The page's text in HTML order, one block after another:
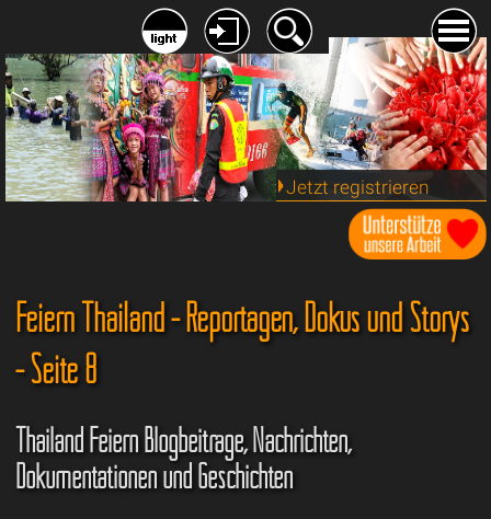
Jetzt registrieren
Feiern Thailand - Reportagen, Dokus und Storys
- Seite 8
Thailand Feiern Blogbeiträge, Nachrichten,
Dokumentationen und Geschichten